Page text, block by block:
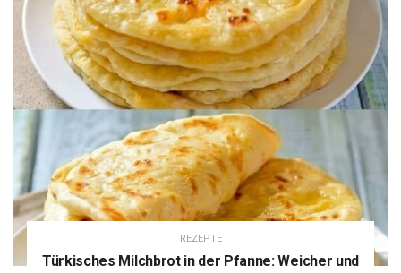
REZEPTE
Türkisches Milchbrot in der Pfanne: Weicher und